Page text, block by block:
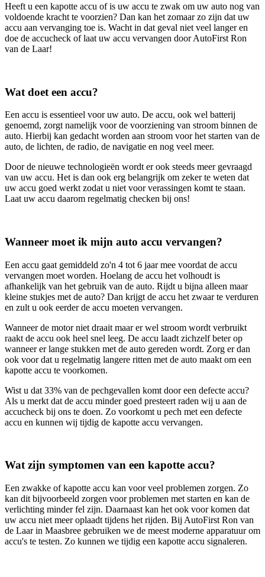
Heeft u een kapotte accu of is uw accu te zwak om uw auto nog van
voldoende kracht te voorzien? Dan kan het zomaar zo zijn dat uw
accu aan vervanging toe is. Wacht in dat geval niet veel langer en
doe de accucheck of laat uw accu vervangen door AutoFirst Ron
van de Laar!
Wat doet een accu?
Een accu is essentieel voor uw auto. De accu, ook wel batterij
genoemd, zorgt namelijk voor de voorziening van stroom binnen de
auto. Hierbij kan gedacht worden aan stroom voor het starten van de
auto, de lichten, de radio, de navigatie en nog veel meer.
Door de nieuwe technologieën wordt er ook steeds meer gevraagd
van uw accu. Het is dan ook erg belangrijk om zeker te weten dat
uw accu goed werkt zodat u niet voor verassingen komt te staan.
Laat uw accu daarom regelmatig checken bij ons!
Wanneer moet ik mijn auto accu vervangen?
Een accu gaat gemiddeld zo'n 4 tot 6 jaar mee voordat de accu
vervangen moet worden. Hoelang de accu het volhoudt is
afhankelijk van het gebruik van de auto. Rijdt u bijna alleen maar
kleine stukjes met de auto? Dan krijgt de accu het zwaar te verduren
en zult u ook eerder de accu moeten vervangen.
Wanneer de motor niet draait maar er wel stroom wordt verbruikt
raakt de accu ook heel snel leeg. De accu laadt zichzelf beter op
wanneer er lange stukken met de auto gereden wordt. Zorg er dan
ook voor dat u regelmatig langere ritten met de auto maakt om een
kapotte accu te voorkomen.
Wist u dat 33% van de pechgevallen komt door een defecte accu?
Als u merkt dat de accu minder goed presteert raden wij u aan de
accucheck bij ons te doen. Zo voorkomt u pech met een defecte
accu en kunnen wij tijdig de kapotte accu vervangen.
Wat zijn symptomen van een kapotte accu?
Een zwakke of kapotte accu kan voor veel problemen zorgen. Zo
kan dit bijvoorbeeld zorgen voor problemen met starten en kan de
verlichting minder fel zijn. Daarnaast kan het ook voor komen dat
uw accu niet meer oplaadt tijdens het rijden. Bij AutoFirst Ron van
de Laar in Maasbree gebruiken we de meest moderne apparatuur om
accu's te testen. Zo kunnen we tijdig een kapotte accu signaleren.